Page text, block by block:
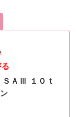
ＳＡⅢ １０ｔ